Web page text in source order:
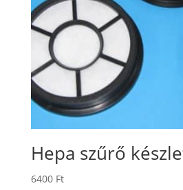
Hepa szűrő
6400 Ft